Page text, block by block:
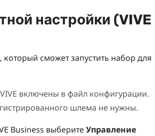
настройки (VIVE
сможет запустить набор для
VIVE включены в файл конфигурации.
шлема не нужны.
Business выберите Управление